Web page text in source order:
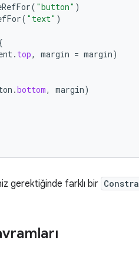
( "button" )
( "text" )
. top, margin = margin)
.bottom, margin)
gerektiğinde farklı bir